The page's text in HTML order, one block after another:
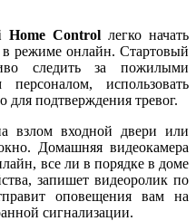
Home Control легко начать
в режиме онлайн. Стартовый
следить за пожилыми
использовать
для подтверждения тревог.
взлом входной двери или
Домашняя видеокамера
все ли в порядке в доме
запишет видеоролик по
оповещения вам на
сигнализации.